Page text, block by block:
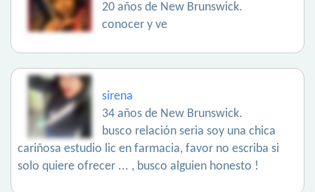
20 años de New Brunswick.
conocer y ve
sirena
34 años de New Brunswick.
busco relación seria soy una chica
cariñosa estudio lic en farmacia, favor no escriba si
solo quiere ofrecer ... , busco alguien honesto !